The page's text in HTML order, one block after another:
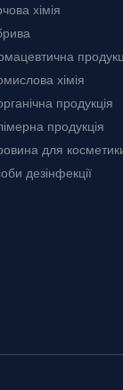
хімія
хімія
продукція
продукція
для косметики
дезінфекції